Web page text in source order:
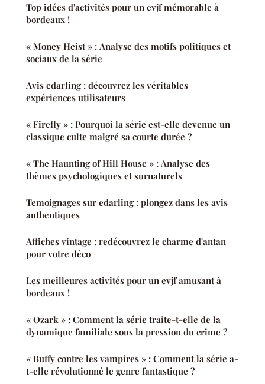
Top idées d'activités pour un evjf mémorable à
bordeaux !
« Money Heist » : Analyse des motifs politiques et
sociaux de la série
Avis edarling : découvrez les véritables
expériences utilisateurs
« Firefly » : Pourquoi la série est-elle devenue un
classique culte malgré sa courte durée ?
« The Haunting of Hill House » : Analyse des
thèmes psychologiques et surnaturels
Temoignages sur edarling : plongez dans les avis
authentiques
Affiches vintage : redécouvrez le charme d'antan
pour votre déco
Les meilleures activités pour un evjf amusant à
bordeaux !
« Ozark » : Comment la série traite-t-elle de la
dynamique familiale sous la pression du crime ?
« Buffy contre les vampires » : Comment la série a-
t-elle révolutionné le genre fantastique ?